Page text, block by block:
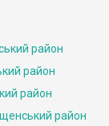
район
район
район
район